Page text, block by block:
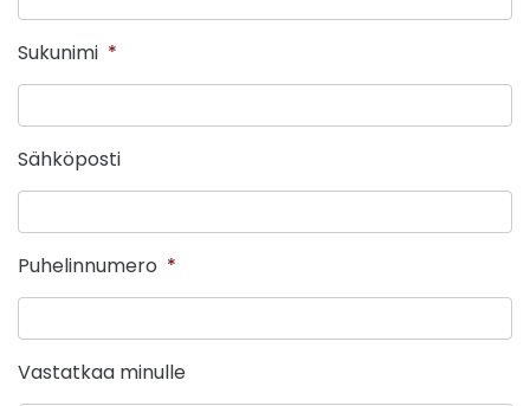
Sukunimi *
Sähköposti
Puhelinnumero *
Vastatkaa minulle